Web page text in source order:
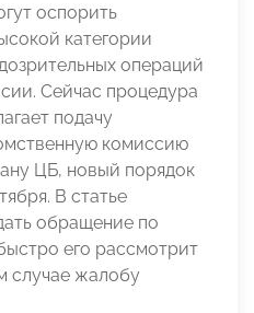
оспорить
категории
операций
Сейчас процедура
подачу
комиссию
ЦБ, новый порядок
В статье
обращение по
его рассмотрит
случае жалобу